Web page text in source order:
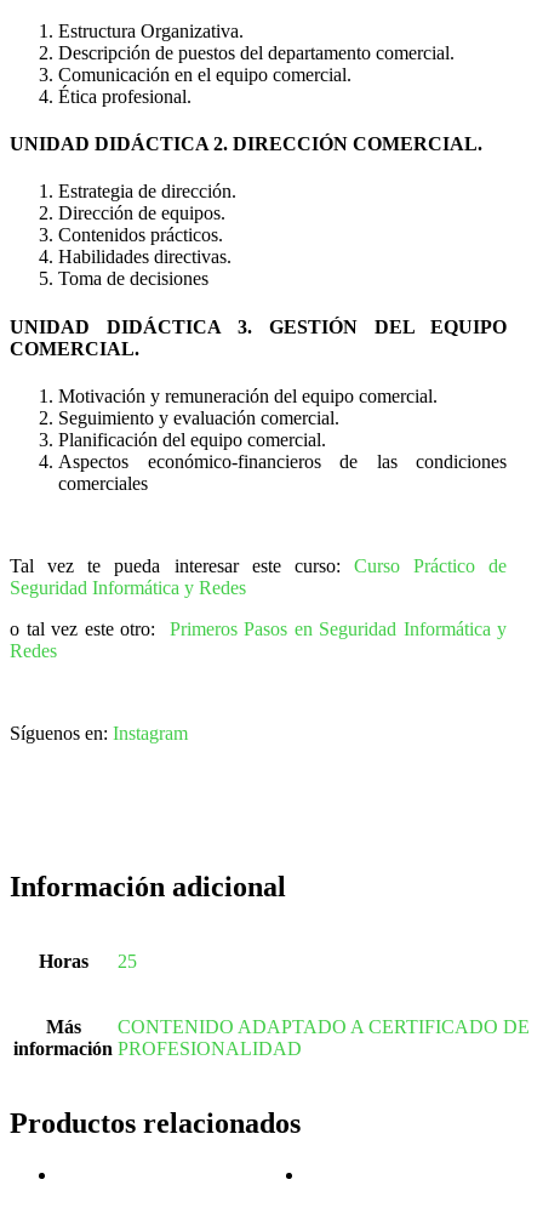
Estructura Organizativa.
Descripción de puestos del departamento comercial.
Comunicación en el equipo comercial.
Ética profesional.
UNIDAD DIDÁCTICA 2. DIRECCIÓN COMERCIAL.
Estrategia de dirección.
Dirección de equipos.
Contenidos prácticos.
Habilidades directivas.
Toma de decisiones
UNIDAD DIDÁCTICA 3. GESTIÓN DEL EQUIPO
COMERCIAL.
Motivación y remuneración del equipo comercial.
Seguimiento y evaluación comercial.
Planificación del equipo comercial.
Aspectos económico-financieros de las condiciones
comerciales
Tal vez te pueda interesar este curso:Curso Práctico de
Seguridad Informática y Redes
o tal vez este otro: Primeros Pasos en Seguridad Informática y
Redes
Síguenos en: Instagram
Información adicional
Horas 25
Más
información
CONTENIDO ADAPTADO A CERTIFICADO DE
PROFESIONALIDAD
Productos relacionados